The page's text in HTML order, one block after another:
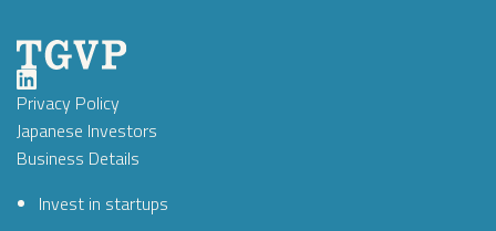
Japanese Investors
Privacy Policy
Business Details
Invest in startups